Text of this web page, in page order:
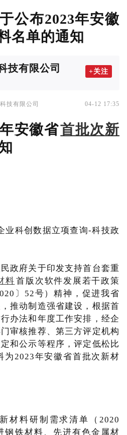
公布2023年安徽
名单的通知
技有限公司 +关注
技有限公司 04-12 17:35
安徽省首批次新
业科创数据立项查询-科技政
政府关于印发支持首台套重
料 首版次软件发展若干政策
〕52号）精神，促进我省
推动制造强省建设，根据首
办法和年度工作安排，经企
审核推荐、第三方评定机构
和公示等程序，评定低松比
为2023年安徽省首批次新材
材料研制需求清单（2020
钢铁材料、先进有色金属材